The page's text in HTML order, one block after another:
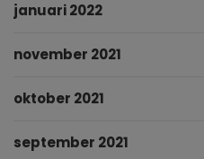
januari 2022
november 2021
oktober 2021
september 2021